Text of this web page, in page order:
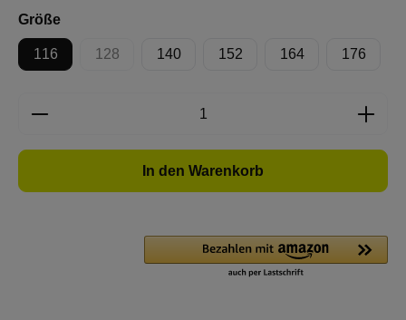
Größeauswählen
116 128
(Diese Option ist zurzeit nicht verfügbar.)
140 152 164 176
Produkt Anzahl: Gib den gewünschten
In den Warenkorb